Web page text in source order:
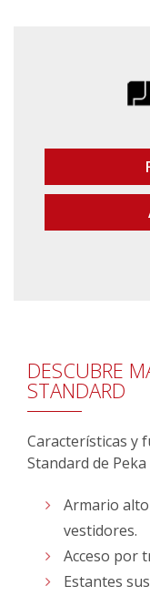
DESCUBRE
STANDARD
Características y
Standard de Peka
Armario
vestidores.
Acceso por
Estantes